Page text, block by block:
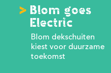
> Blom goes
Electric
Blom dekschuiten
kiest voor duurzame
toekomst